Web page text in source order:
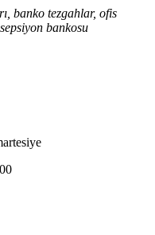
banko tezgahlar, ofis
bankosu